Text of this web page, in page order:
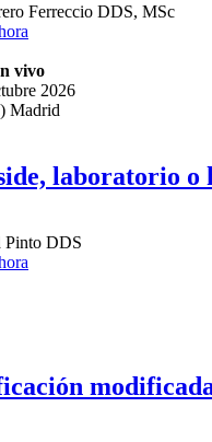
Ferreccio DDS, MSc
vivo
2026
Madrid
laboratorio
Pinto DDS